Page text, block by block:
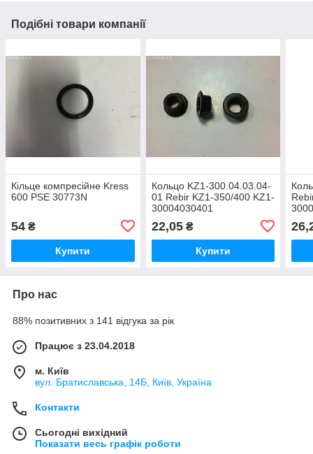
Подібні товари компанії
Кільце компресійне Kress
600 PSE 30773N
54 ₴
Купити
Кольцо KZ1-300.04.03.04-
01 Rebir KZ1-350/400 KZ1-
30004030401
22,05₴
Купити
Про нас
88% позитивних з 141 відгука за рік
Працює з 23.04.2018
м. Київ
вул. Братиславська, 14Б, Київ, Україна
Контакти
Сьогодні вихідний
Показати весь графік роботи